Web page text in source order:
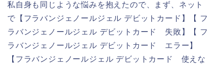
私自身も同じような悩みを抱えたので、まず、ネット
で【フラバンジェノールジェル デビットカード】【 フ
ラバンジェノールジェル デビットカード 失敗】【 フ
ラバンジェノールジェル デビットカード エラー】
【フラバンジェノールジェル デビットカード 使えな